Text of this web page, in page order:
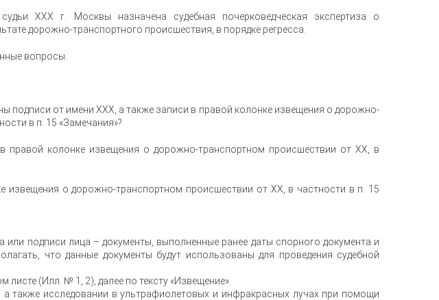
судьи ХХХ г. Москвы назначена судебная почерковедческая экспертиза о
дорожно-транспортного происшествия, в порядке регресса.
вопросы:
подписи от имени ХХХ, а также записи в правой колонке извещения о дорожно-
в п. 15 «Замечания»?
колонке извещения о дорожно-транспортном происшествии от ХХ, в
извещения о дорожно-транспортном происшествии от ХХ, в частности в п. 15
подписи лица – документы, выполненные ранее даты спорного документа и
что данные документы будут использованы для проведения судебной
(Илл. № 1, 2), далее по тексту «Извещение».
также исследовании в ультрафиолетовых и инфракрасных лучах при помощи